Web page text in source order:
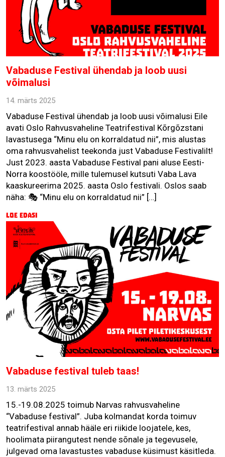
Vabaduse Festival ühendab ja loob uusi
võimalusi
14. märts 2025
Vabaduse Festival ühendab ja loob uusi võimalusi Eile
avati Oslo Rahvusvaheline Teatrifestival Kõrgõzstani
lavastusega “Minu elu on korraldatud nii”, mis alustas
oma rahvusvahelist teekonda just Vabaduse Festivalilt!
Just 2023. aasta Vabaduse Festival pani aluse Eesti-
Norra koostööle, mille tulemusel kutsuti Vaba Lava
kaaskureerima 2025. aasta Oslo festivali. Oslos saab
näha: 🎭 “Minu elu on korraldatud nii” […]
Loe edasi
Vabaduse festival tuleb taas!
13. märts 2025
15.-19.08.2025 toimub Narvas rahvusvaheline
“Vabaduse festival”. Juba kolmandat korda toimuv
teatrifestival annab hääle eri riikide loojatele, kes,
hoolimata piirangutest nende sõnale ja tegevusele,
julgevad oma lavastustes vabaduse küsimust käsitleda.